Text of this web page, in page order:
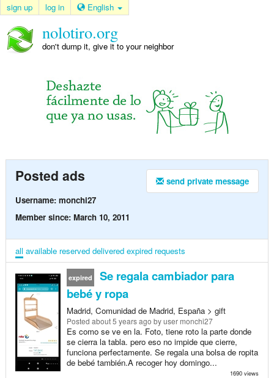
sign up log in English
nolotiro.org
don't dump it, give it to your neighbor
send private message
Posted ads
Username: monchi27
Member since: March 10, 2011
all available reserved delivered expired requests
expired
Se regala cambiador para
bebé y ropa
Madrid, Comunidad de Madrid, España > gift
Posted about 5 years ago by user monchi27
Es como se ve en la. Foto, tiene roto la parte donde
se cierra la tabla. pero eso no impide que cierre,
funciona perfectamente. Se regala una bolsa de ropita
de bebé también.A recoger hoy domingo...
1690 views